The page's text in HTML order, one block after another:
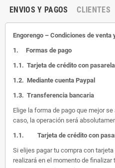
ENVIOS Y PAGOS CLIENTES
Engorengo – Condiciones de venta
1. Formas de pago
1.1. Tarjeta de crédito con
1.2. Mediante cuenta Paypal
1.3. Transferencia bancaria
Elige la forma de pago que mejor
caso, la operación será
1.1. Tarjeta de crédito con
Si elijes pagar tu compra con
realizará en el momento de finalizar